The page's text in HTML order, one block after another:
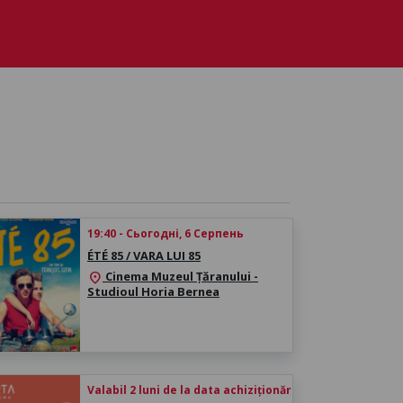
19:40 - Сьогодні, 6 Серпень
ÉTÉ 85 / VARA LUI 85
location_on Cinema Muzeul Țăranului -
Studioul Horia Bernea
Valabil 2 luni de la data achiziționării